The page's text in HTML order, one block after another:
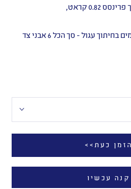
פרינסס קראט,
בחיתוך עגול - סךהכל אבני צד
הזמן כעת>>
קנה עכשיו